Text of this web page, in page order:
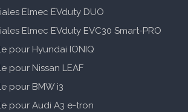
Elmec EVduty DUO
Elmec EVduty EVC30 Smart-PRO
pour Hyundai IONIQ
pour Nissan LEAF
pour BMW i3
pour Audi A3 e-tron